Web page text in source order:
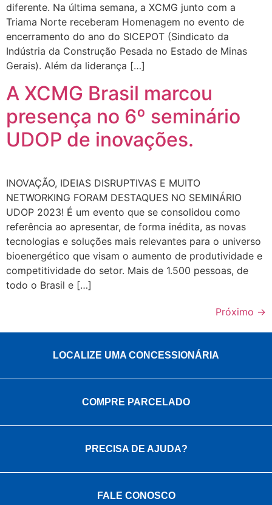
diferente. Na última semana, a XCMG junto com a
Triama Norte receberam Homenagem no evento de
encerramento do ano do SICEPOT (Sindicato da
Indústria da Construção Pesada no Estado de Minas
Gerais). Além da liderança […]
A XCMG Brasil marcou
presença no 6º seminário
UDOP de inovações.
INOVAÇÃO, IDEIAS DISRUPTIVAS E MUITO
NETWORKING FORAM DESTAQUES NO SEMINÁRIO
UDOP 2023! É um evento que se consolidou como
referência ao apresentar, de forma inédita, as novas
tecnologias e soluções mais relevantes para o universo
bioenergético que visam o aumento de produtividade e
competitividade do setor. Mais de 1.500 pessoas, de
todo o Brasil e […]
Próximo →
LOCALIZE UMA CONCESSIONÁRIA
COMPRE PARCELADO
PRECISA DE AJUDA?
FALE CONOSCO